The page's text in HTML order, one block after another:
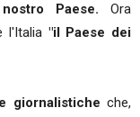
Paese. Ora
l'Italia "il Paese dei
giornalistiche che,